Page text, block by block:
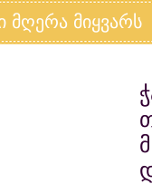
მღერა მიყვარს